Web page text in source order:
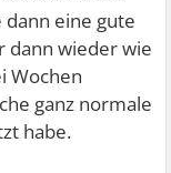
eine gute
dann wieder wie
Wochen
ganz normale
habe.